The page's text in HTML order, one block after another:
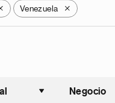
Venezuela X
Negocio